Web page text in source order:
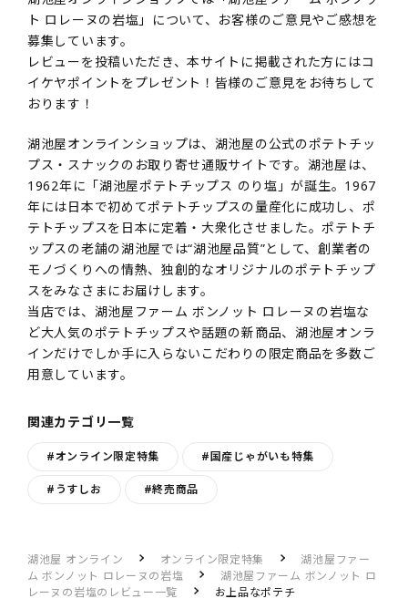
ト ロレーヌの岩塩」について、お客様のご意見やご感想を
募集しています。
レビューを投稿いただき、本サイトに掲載された方にはコ
イケヤポイントをプレゼント！皆様のご意見をお待ちして
おります！
湖池屋オンラインショップは、湖池屋の公式のポテトチッ
プス・スナックのお取り寄せ通販サイトです。湖池屋は、
1962年に「湖池屋ポテトチップス のり塩」が誕生。1967
年には日本で初めてポテトチップスの量産化に成功し、ポ
テトチップスを日本に定着・大衆化させました。ポテトチ
ップスの老舗の湖池屋では“湖池屋品質”として、創業者の
モノづくりへの情熱、独創的なオリジナルのポテトチップ
スをみなさまにお届けします。
当店では、湖池屋ファーム ボンノット ロレーヌの岩塩な
ど大人気のポテトチップスや話題の新商品、湖池屋オンラ
インだけでしか手に入らないこだわりの限定商品を多数ご
用意しています。
関連カテゴリ一覧
#オンライン限定特集 #国産じゃがいも特集
#うすしお #終売商品
湖池屋 オンライン オンライン限定特集
湖池屋ファー
ム ボンノット ロレーヌの岩塩
湖池屋ファーム ボンノット ロ
レーヌの岩塩のレビュー一覧
お上品なポテチ